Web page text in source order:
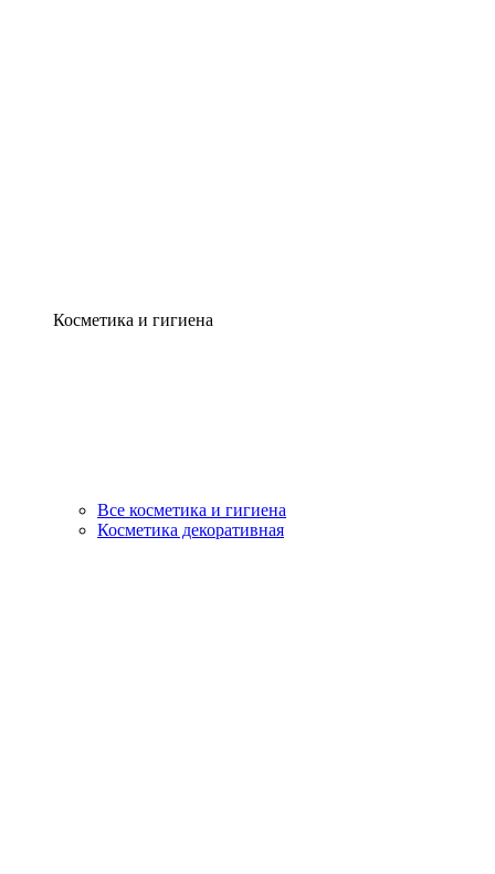
Косметика и гигиена
Все косметика и гигиена
Косметика декоративная